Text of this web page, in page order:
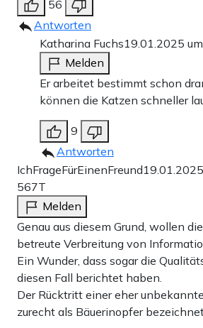
56
Antworten
Katharina Fuchs19.01.2025
Melden
Er arbeitet bestimmt schon
können die Katzen schneller
9
Antworten
IchFrageFürEinenFreund
567T
Melden
Genau aus diesem Grund, wollen
betreute Verbreitung von
Ein Wunder, dass sogar die
diesen Fall berichtet haben.
Der Rücktritt einer eher
zurecht als Bäuerinopfer